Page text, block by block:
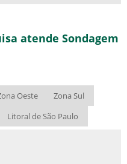
atende Sondagem
Oeste
Zona Sul
Litoral de São Paulo